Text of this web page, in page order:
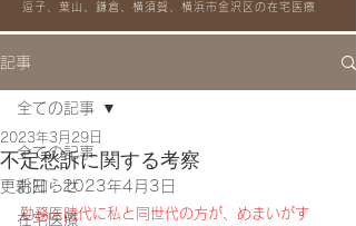
逗子、葉山、鎌倉、横須賀、横浜市金沢区の在宅医療
記事
全ての記事
お知らせ
在宅医療
全ての記事
不定愁訴に関する考察
2023年3月29日
更新日：2023年4月3日
勤務医時代に私と同世代の方が、めまいがす